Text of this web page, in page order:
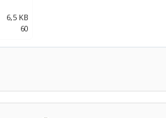
6,5 KB
60